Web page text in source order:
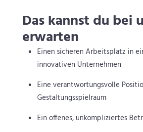
Das kannst du bei
erwarten
Einen sicheren Arbeitsplatz in
innovativen Unternehmen
Eine verantwortungsvolle
Gestaltungsspielraum
Ein offenes, unkompliziertes